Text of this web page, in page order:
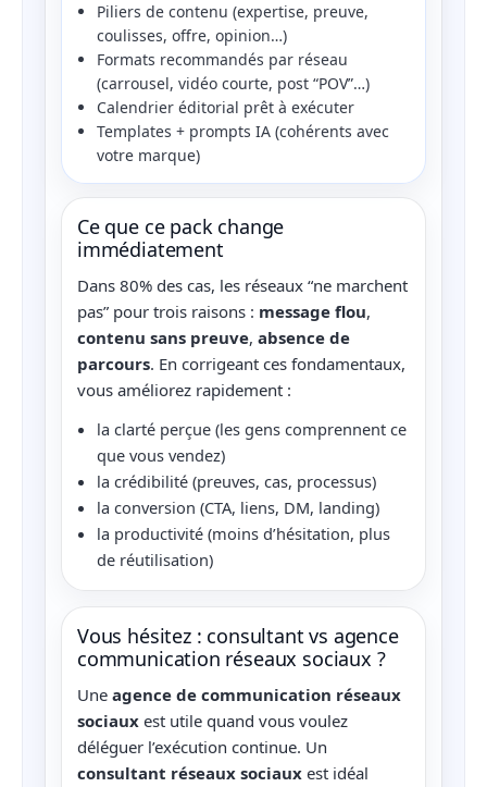
Piliers de contenu (expertise, preuve,
coulisses, offre, opinion…)
Formats recommandés par réseau
(carrousel, vidéo courte, post “POV”…)
Calendrier éditorial prêt à exécuter
Templates + prompts IA (cohérents avec
votre marque)
Ce que ce pack change
immédiatement
Dans 80% des cas, les réseaux “ne marchent
pas” pour trois raisons : message flou,
contenu sans preuve, absence de
parcours. En corrigeant ces fondamentaux,
vous améliorez rapidement :
la clarté perçue (les gens comprennent ce
que vous vendez)
la crédibilité (preuves, cas, processus)
la conversion (CTA, liens, DM, landing)
la productivité (moins d’hésitation, plus
de réutilisation)
Vous hésitez : consultant vs agence
communication réseaux sociaux ?
Une agence de communication réseaux
sociaux est utile quand vous voulez
déléguer l’exécution continue. Un
consultant réseaux sociaux est idéal